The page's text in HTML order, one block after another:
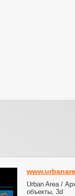
Urban Area /
объекты, 3d